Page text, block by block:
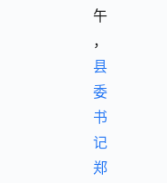
午
，
县
委
书
记
郑